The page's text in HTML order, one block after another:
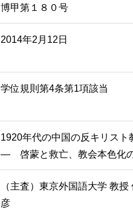
博甲第１８０号
2014年2月12日
学位規則第4条第1項該当
1920年代の中国の反キリス
― 啓蒙と救亡、教会本色
（主査）東京外国語大学 教
彦